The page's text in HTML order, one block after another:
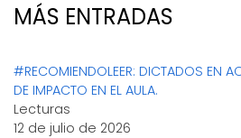
MÁS ENTRADAS
#RECOMIENDOLEER: DICTADOS EN
DE IMPACTO EN EL AULA.
Lecturas
12 de julio de 2026